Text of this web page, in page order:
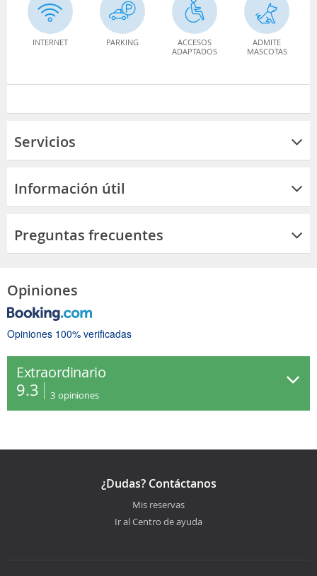
INTERNET PARKING
ACCESOS
ADAPTADOS
ADMITE
MASCOTAS
Servicios
Información útil
Preguntas frecuentes
Opiniones
Opiniones 100% verificadas
Extraordinario
9.3 3 opiniones
¿Dudas? Contáctanos
Mis reservas
Ir al Centro de ayuda